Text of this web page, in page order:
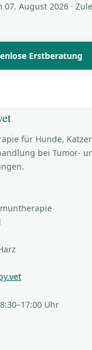
07. August 2026 ·
Erstberatung
für Hunde,
bei Tumor-
Uhr